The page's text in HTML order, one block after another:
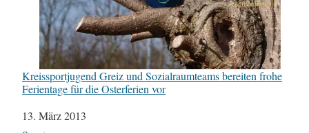
Kreissportjugend Greiz und Sozialraumteams bereiten frohe
Ferientage für die Osterferien vor
Datum
13. März 2013